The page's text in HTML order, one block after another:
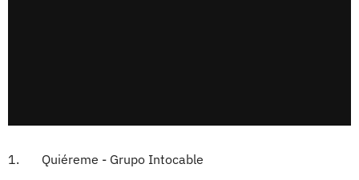
1. Quiéreme - Grupo Intocable